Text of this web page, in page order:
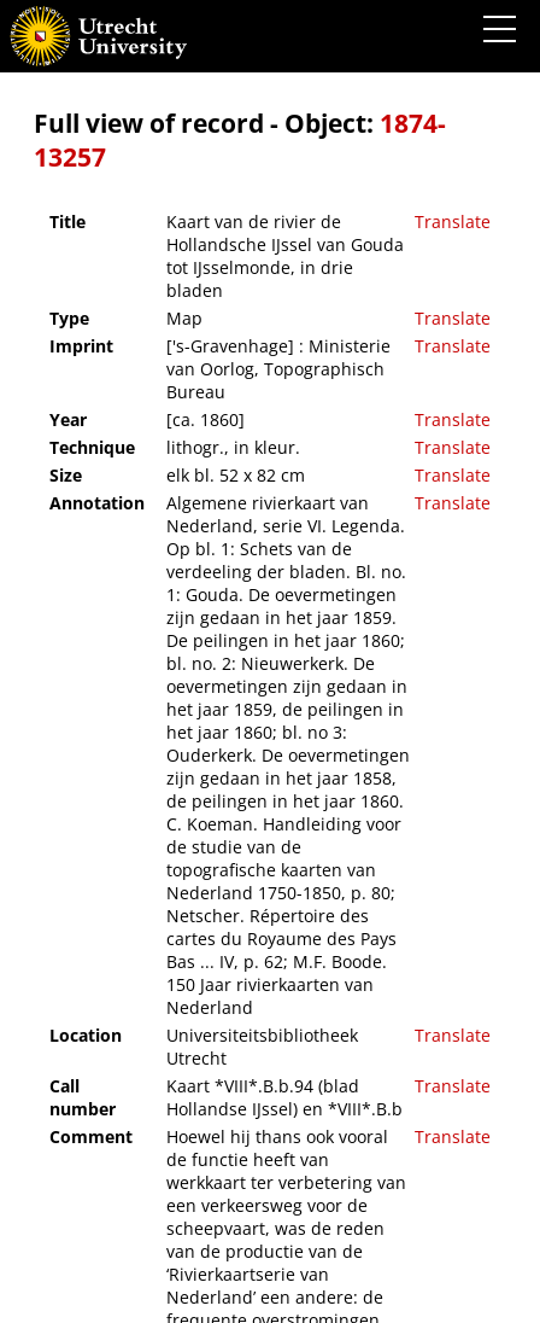
Kaart van de rivier de Hollandsche IJssel van Gouda tot IJsselmonde, in drie bladen
Full view of record - Object: 1874-
13257
Title
Kaart van de rivier de
Hollandsche IJssel van Gouda
tot IJsselmonde, in drie
bladen
Translate
Type Map
Translate
Imprint
['s-Gravenhage] : Ministerie
van Oorlog, Topographisch
Bureau
Translate
Year [ca. 1860]
Translate
Technique
lithogr., in kleur.
Translate
Size
elk bl. 52 x 82 cm
Translate
Annotation
Algemene rivierkaart van
Nederland, serie VI. Legenda.
Op bl. 1: Schets van de
verdeeling der bladen. Bl. no.
1: Gouda. De oevermetingen
zijn gedaan in het jaar 1859.
De peilingen in het jaar 1860;
bl. no. 2: Nieuwerkerk. De
oevermetingen zijn gedaan in
het jaar 1859, de peilingen in
het jaar 1860; bl. no 3:
Ouderkerk. De oevermetingen
zijn gedaan in het jaar 1858,
de peilingen in het jaar 1860.
C. Koeman. Handleiding voor
de studie van de
topografische kaarten van
Nederland 1750-1850, p. 80;
Netscher. Répertoire des
cartes du Royaume des Pays
Bas ... IV, p. 62; M.F. Boode.
150 Jaar rivierkaarten van
Nederland
Translate
Location
Universiteitsbibliotheek
Utrecht
Translate
Call
number
Kaart *VIII*.B.b.94 (blad
Hollandse IJssel) en *VIII*.B.b
Translate
Comment
Hoewel hij thans ook vooral
de functie heeft van
werkkaart ter verbetering van
een verkeersweg voor de
scheepvaart, was de reden
van de productie van de
‘Rivierkaartserie van
Nederland’ een andere: de
Translate